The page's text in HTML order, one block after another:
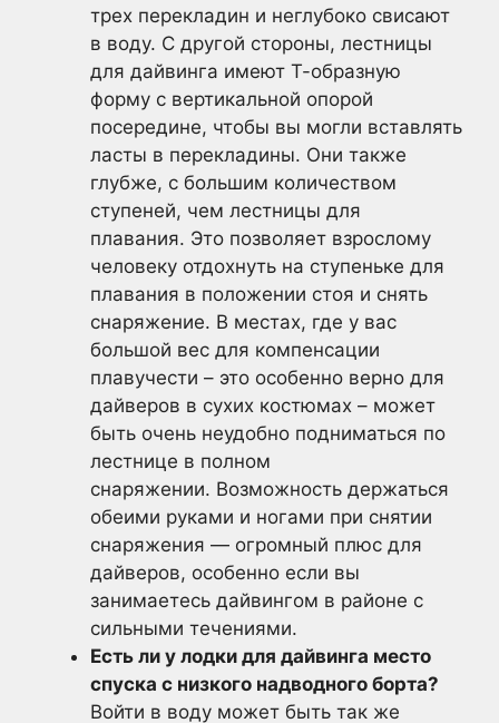
трех перекладин и неглубоко свисают
в воду. С другой стороны, лестницы
для дайвинга имеют Т-образную
форму с вертикальной опорой
посередине, чтобы вы могли вставлять
ласты в перекладины. Они также
глубже, с большим количеством
ступеней, чем лестницы для
плавания. Это позволяет взрослому
человеку отдохнуть на ступеньке для
плавания в положении стоя и снять
снаряжение. В местах, где у вас
большой вес для компенсации
плавучести – это особенно верно для
дайверов в сухих костюмах – может
быть очень неудобно подниматься по
лестнице в полном
снаряжении. Возможность держаться
обеими руками и ногами при снятии
снаряжения — огромный плюс для
дайверов, особенно если вы
занимаетесь дайвингом в районе с
сильными течениями.
Есть ли у лодки для дайвинга место
спуска с низкого надводного борта?
Войти в воду может быть так же